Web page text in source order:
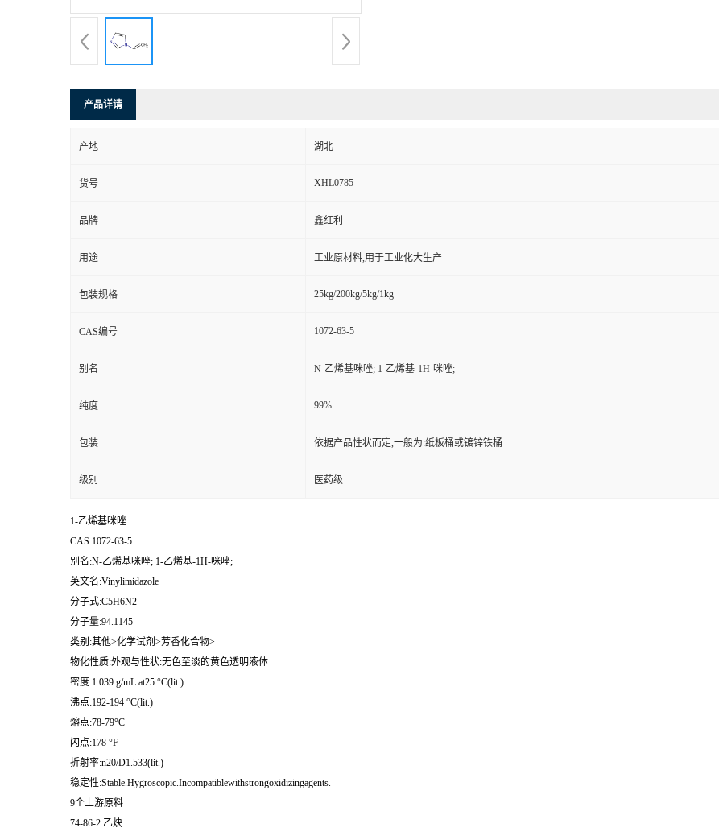
产品详请
产地 湖北
货号 XHL0785
品牌 鑫红利
用途 工业原材料,用于工业化大生产
包装规格 25kg/200kg/5kg/1kg
CAS编号 1072-63-5
别名 N-乙烯基咪唑; 1-乙烯基-1H-咪唑;
纯度 99%
包装 依据产品性状而定,一般为:纸板桶或镀锌铁桶
级别 医药级
1-乙烯基咪唑
CAS:1072-63-5
别名:N-乙烯基咪唑; 1-乙烯基-1H-咪唑;
英文名:Vinylimidazole
分子式:C5H6N2
分子量:94.1145
类别:其他>化学试剂>芳香化合物>
物化性质:外观与性状:无色至淡的黄色透明液体
密度:1.039 g/mL at25 °C(lit.)
沸点:192-194 °C(lit.)
熔点:78-79°C
闪点:178 °F
折射率:n20/D1.533(lit.)
稳定性:Stable.Hygroscopic.Incompatiblewithstrongoxidizingagents.
9个上游原料
74-86-2 乙炔